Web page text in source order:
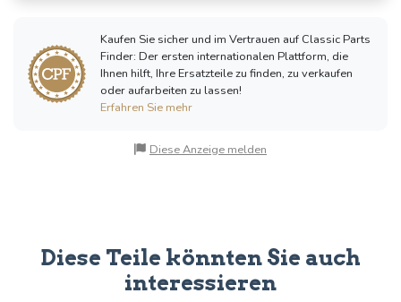
Kaufen Sie sicher und im Vertrauen auf Classic Parts
Finder: Der ersten internationalen Plattform, die
Ihnen hilft, Ihre Ersatzteile zu finden, zu verkaufen
oder aufarbeiten zu lassen!
Erfahren Sie mehr
Diese Anzeige melden
Diese Teile könnten Sie auch
interessieren